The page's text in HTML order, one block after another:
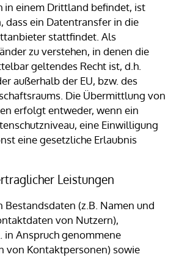
in einem Drittland befindet, ist
dass ein Datentransfer in die
stattfindet. Als
zu verstehen, in denen die
geltendes Recht ist, d.h.
außerhalb der EU, bzw. des
Die Übermittlung von
erfolgt entweder, wenn ein
eine Einwilligung
eine gesetzliche Erlaubnis
Leistungen
Bestandsdaten (z.B. Namen und
von Nutzern),
in Anspruch genommene
von Kontaktpersonen) sowie